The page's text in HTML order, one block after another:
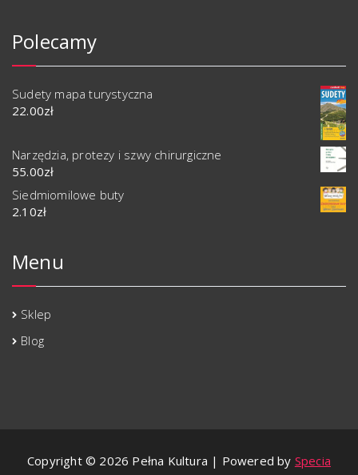
Polecamy
Sudety mapa turystyczna
22.00zł
Narzędzia, protezy i szwy chirurgiczne
55.00zł
Siedmiomilowe buty
2.10zł
Menu
Sklep
Blog
Copyright © 2026 Pełna Kultura | Powered by Specia